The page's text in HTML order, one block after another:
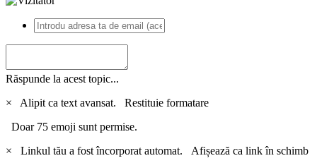
Răspunde la acest topic...
×
Alipit ca text avansat. Restituie formatare
Doar 75 emoji sunt permise.
×
Linkul tău a fost încorporat automat. Afișează ca link în schimb